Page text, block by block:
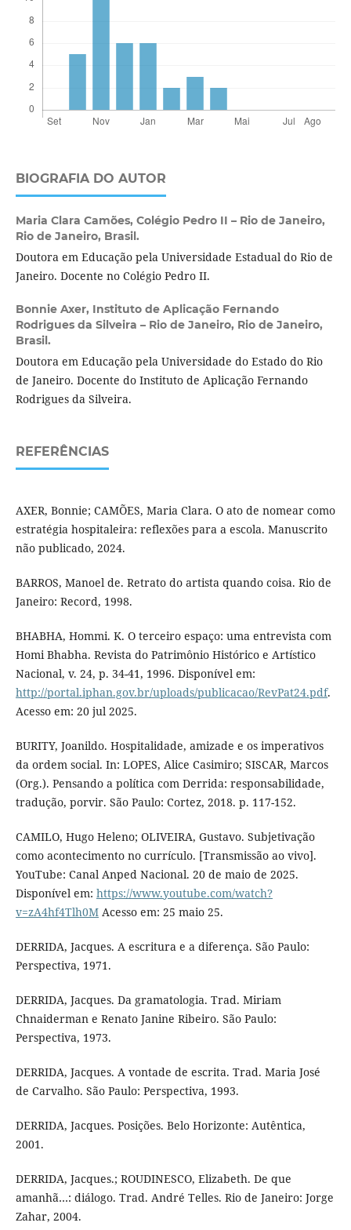
BIOGRAFIA DO AUTOR
Maria Clara Camões, Colégio Pedro II – Rio de Janeiro,
Rio de Janeiro, Brasil.
Doutora em Educação pela Universidade Estadual do Rio de
Janeiro. Docente no Colégio Pedro II.
Bonnie Axer, Instituto de Aplicação Fernando
Rodrigues da Silveira – Rio de Janeiro, Rio de Janeiro,
Brasil.
Doutora em Educação pela Universidade do Estado do Rio
de Janeiro. Docente do Instituto de Aplicação Fernando
Rodrigues da Silveira.
REFERÊNCIAS
AXER, Bonnie; CAMÕES, Maria Clara. O ato de nomear como
estratégia hospitaleira: reflexões para a escola. Manuscrito
não publicado, 2024.
BARROS, Manoel de. Retrato do artista quando coisa. Rio de
Janeiro: Record, 1998.
BHABHA, Hommi. K. O terceiro espaço: uma entrevista com
Homi Bhabha. Revista do Patrimônio Histórico e Artístico
Nacional, v. 24, p. 34-41, 1996. Disponível em:
http://portal.iphan.gov.br/uploads/publicacao/RevPat24.pdf.
Acesso em: 20 jul 2025.
BURITY, Joanildo. Hospitalidade, amizade e os imperativos
da ordem social. In: LOPES, Alice Casimiro; SISCAR, Marcos
(Org.). Pensando a política com Derrida: responsabilidade,
tradução, porvir. São Paulo: Cortez, 2018. p. 117-152.
CAMILO, Hugo Heleno; OLIVEIRA, Gustavo. Subjetivação
como acontecimento no currículo. [Transmissão ao vivo].
YouTube: Canal Anped Nacional. 20 de maio de 2025.
Disponível em: https://www.youtube.com/watch?
v=zA4hf4Tlh0MAcesso em: 25 maio 25.
DERRIDA, Jacques. A escritura e a diferença. São Paulo:
Perspectiva, 1971.
DERRIDA, Jacques. Da gramatologia. Trad. Miriam
Chnaiderman e Renato Janine Ribeiro. São Paulo:
Perspectiva, 1973.
DERRIDA, Jacques. A vontade de escrita. Trad. Maria José
de Carvalho. São Paulo: Perspectiva, 1993.
DERRIDA, Jacques. Posições. Belo Horizonte: Autêntica,
2001.
DERRIDA, Jacques.; ROUDINESCO, Elizabeth. De que
amanhã…: diálogo. Trad. André Telles. Rio de Janeiro: Jorge
Zahar, 2004.